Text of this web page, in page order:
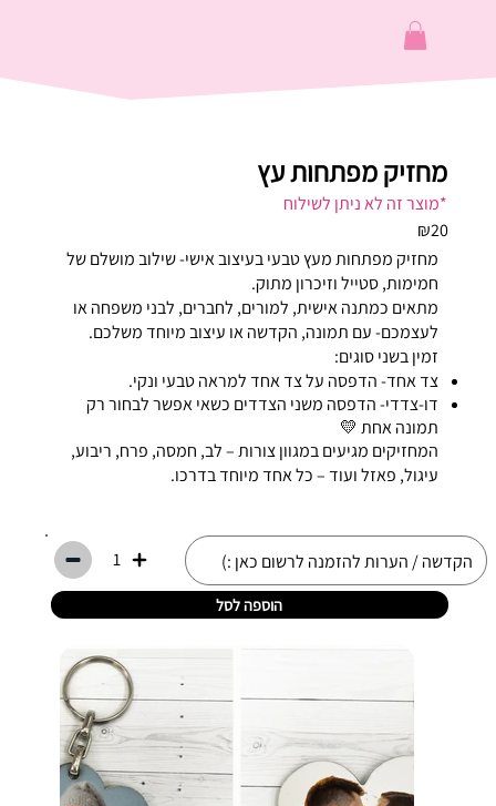
מחזיק מפתחות עץ
*מוצר זה לא ניתן לשילוח
₪20
מחזיק מפתחות מעץ טבעי בעיצוב אישי- שילוב מושלם של
חמימות, סטייל וזיכרון מתוק.
מתאים כמתנה אישית, למורים, לחברים, לבני משפחה או
לעצמכם- עם תמונה, הקדשה או עיצוב מיוחד משלכם.
זמין בשני סוגים:
צד אחד- הדפסה על צד אחד למראה טבעי ונקי.
דו-צדדי- הדפסה משני הצדדים כשאי אפשר לבחור רק
תמונה אחת 💛
המחזיקים מגיעים במגוון צורות – לב, חמסה, פרח, ריבוע,
עיגול, פאזל ועוד – כל אחד מיוחד בדרכו.
1
הוספה לסל